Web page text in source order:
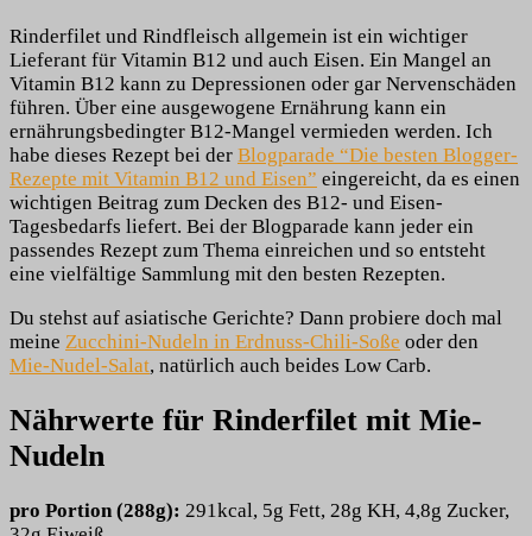
Rinderfilet und Rindfleisch allgemein ist ein wichtiger
Lieferant für Vitamin B12 und auch Eisen. Ein Mangel an
Vitamin B12 kann zu Depressionen oder gar Nervenschäden
führen. Über eine ausgewogene Ernährung kann ein
ernährungsbedingter B12-Mangel vermieden werden. Ich
habe dieses Rezept bei der Blogparade “Die besten Blogger-
Rezepte mit Vitamin B12 und Eisen” eingereicht, da es einen
wichtigen Beitrag zum Decken des B12- und Eisen-
Tagesbedarfs liefert. Bei der Blogparade kann jeder ein
passendes Rezept zum Thema einreichen und so entsteht
eine vielfältige Sammlung mit den besten Rezepten.
Du stehst auf asiatische Gerichte? Dann probiere doch mal
meine Zucchini-Nudeln in Erdnuss-Chili-Soße oder den
Mie-Nudel-Salat, natürlich auch beides Low Carb.
Nährwerte für Rinderfilet mit Mie-
Nudeln
pro Portion (288g): 291kcal, 5g Fett, 28g KH, 4,8g Zucker,